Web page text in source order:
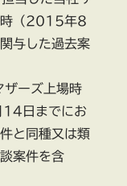
時（2015年8
与した過去案
ーズ上場時
日までにお
と同種又は類
案件を含